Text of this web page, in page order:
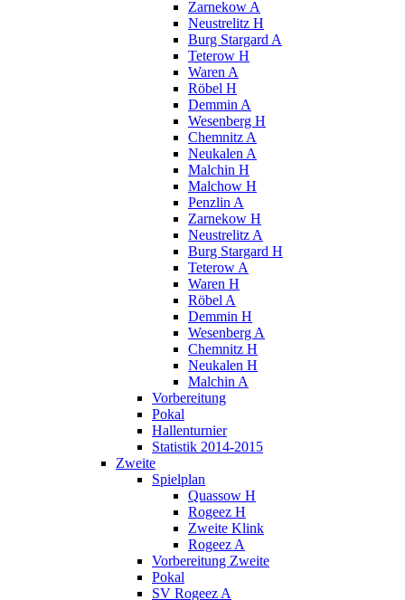
Zarnekow A
Neustrelitz H
Burg Stargard A
Teterow H
Waren A
Röbel H
Demmin A
Wesenberg H
Chemnitz A
Neukalen A
Malchin H
Malchow H
Penzlin A
Zarnekow H
Neustrelitz A
Burg Stargard H
Teterow A
Waren H
Röbel A
Demmin H
Wesenberg A
Chemnitz H
Neukalen H
Malchin A
Vorbereitung
Pokal
Hallenturnier
Statistik 2014-2015
Zweite
Spielplan
Quassow H
Rogeez H
Zweite Klink
Rogeez A
Vorbereitung Zweite
Pokal
SV Rogeez A